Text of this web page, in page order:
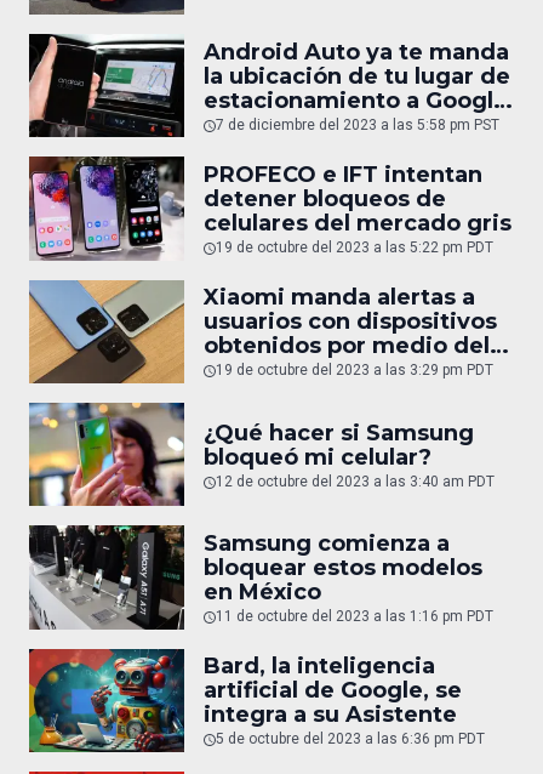
Android Auto ya te manda
la ubicación de tu lugar de
estacionamiento a Google
Maps
7 de diciembre del 2023 a las 5:58 pm PST
PROFECO e IFT intentan
detener bloqueos de
celulares del mercado gris
19 de octubre del 2023 a las 5:22 pm PDT
Xiaomi manda alertas a
usuarios con dispositivos
obtenidos por medio del
mercado gris
19 de octubre del 2023 a las 3:29 pm PDT
¿Qué hacer si Samsung
bloqueó mi celular?
12 de octubre del 2023 a las 3:40 am PDT
Samsung comienza a
bloquear estos modelos
en México
11 de octubre del 2023 a las 1:16 pm PDT
Bard, la inteligencia
artificial de Google, se
integra a su Asistente
5 de octubre del 2023 a las 6:36 pm PDT